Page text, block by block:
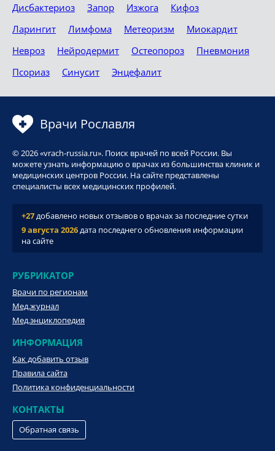
Дисбактериоз
Запор Изжога
Кифоз
Ларингит
Лимфома Метеоризм
Миокардит
Невроз
Нейродермит Остеопороз
Пневмония
Псориаз
Синусит Энцефалит
Врачи Рославля
© 2026 «vrach-russia.ru». Поиск врачей по всей России. Вы
можете узнать информацию о врачах из большинства клиник и
медицинских центров России. На сайте представлены
специалисты всех медицинских профилей.
+27добавлено новых отзывов о врачах за последние сутки
9 августа 2026дата последнего обновления информации
на сайте
РУБРИКАТОР
Врачи по регионам
Мед.журнал
Мед.энциклопедия
ИНФОРМАЦИЯ
Как добавить отзыв
Правила сайта
Политика конфиденциальности
КОНТАКТЫ
Обратная связь